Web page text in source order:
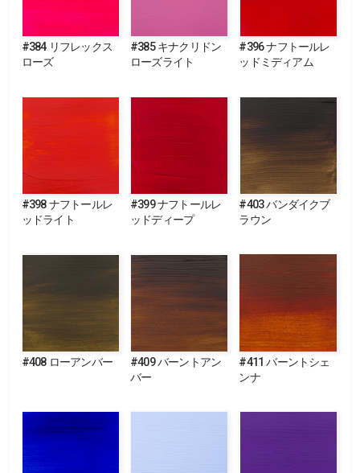
#384 リフレックス
ローズ
#385 キナクリドン
ローズライト
#396 ナフトールレ
ッドミディアム
#398 ナフトールレ
ッドライト
#399 ナフトールレ
ッドディープ
#403 バンダイクブ
ラウン
#408 ローアンバー
#409 バーントアン
バー
#411 バーントシェ
ンナ